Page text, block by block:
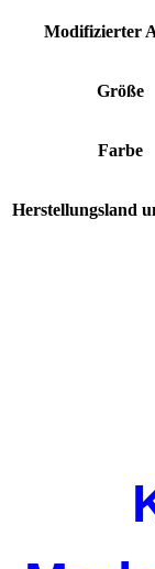
Modifizierter
Größe
Farbe
Herstellungsland